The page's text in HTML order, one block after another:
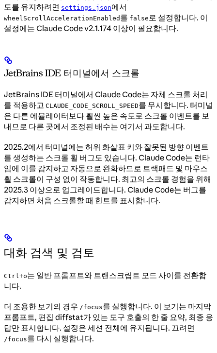
도를 유지하려면 settings.json에서
wheelScrollAccelerationEnabled 를 false 로 설정합니다. 이
설정에는 Claude Code v2.1.174 이상이 필요합니다.
JetBrains IDE 터미널에서 스크롤
JetBrains IDE 터미널에서 Claude Code는 자체 스크롤 처리
를 적용하고 CLAUDE_CODE_SCROLL_SPEED를 무시합니다. 터미널
은 다른 에뮬레이터보다 훨씬 높은 속도로 스크롤 이벤트를 보
내므로 다른 곳에서 조정된 배수는 여기서 과도합니다.
2025.2에서 터미널에는 허위 화살표 키와 잘못된 방향 이벤트
를 생성하는 스크롤 휠 버그도 있습니다. Claude Code는 런타
임에 이를 감지하고 자동으로 완화하므로 트랙패드 및 마우스
휠 스크롤이 구성 없이 작동합니다. 최고의 스크롤 경험을 위해
2025.3 이상으로 업그레이드합니다. Claude Code는 버그를
감지하면 처음 스크롤할 때 힌트를 표시합니다.
대화 검색 및 검토
Ctrl+o는 일반 프롬프트와 트랜스크립트 모드 사이를 전환합
니다.
더 조용한 보기의 경우 /focus를 실행합니다. 이 보기는 마지막
프롬프트, 편집 diffstat가 있는 도구 호출의 한 줄 요약, 최종 응
답만 표시합니다. 설정은 세션 전체에 유지됩니다. 끄려면
/focus를 다시 실행합니다.